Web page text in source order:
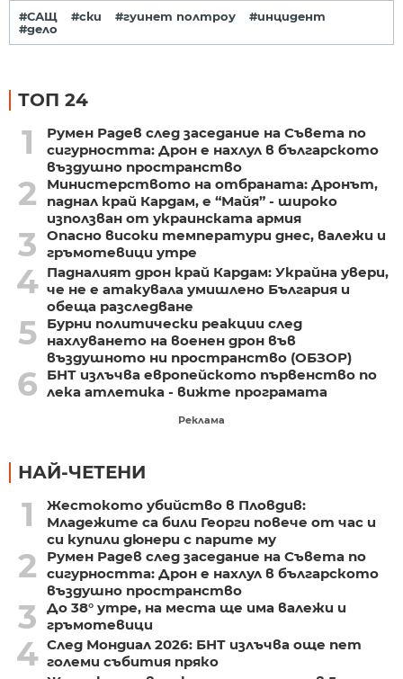
#САЩ #ски #гуинет полтроу
#инцидент
#дело
ТОП 24
1
Румен Радев след заседание на Съвета по
сигурността: Дрон е нахлул в българското
въздушно пространство
2
Министерството на отбраната: Дронът,
паднал край Кардам, е “Майя” - широко
използван от украинската армия
3
Опасно високи температури днес, валежи и
гръмотевици утре
4 Падналият дрон край Кардам: Украйна увери,
че не е атакувала умишлено България и
обеща разследване
5
Бурни политически реакции след
нахлуването на военен дрон във
въздушното ни пространство (ОБЗОР)
6
БНТ излъчва европейското първенство по
лека атлетика - вижте програмата
Реклама
НАЙ-ЧЕТЕНИ
1
Жестокото убийство в Пловдив:
Младежите са били Георги повече от час и
си купили дюнери с парите му
2
Румен Радев след заседание на Съвета по
сигурността: Дрон е нахлул в българското
въздушно пространство
3
До 38° утре, на места ще има валежи и
гръмотевици
4 След Мондиал 2026: БНТ излъчва още пет
големи събития пряко